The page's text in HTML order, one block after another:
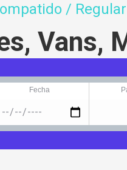
/ Regular
Vans,
Fecha